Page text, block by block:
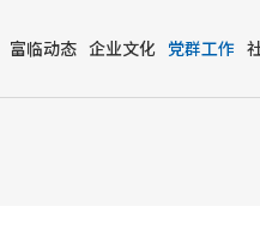
富临动态 企业文化 党群工作